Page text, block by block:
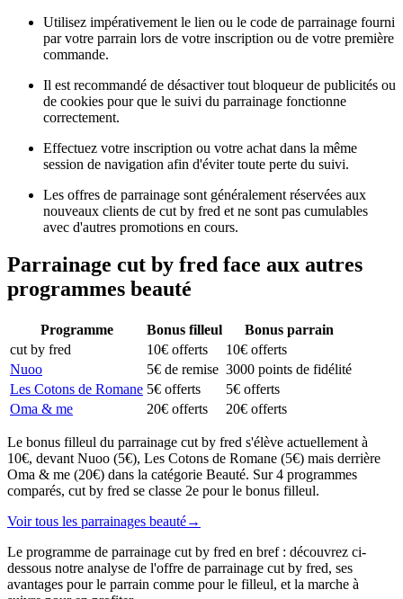
Utilisez impérativement le lien ou le code de parrainage fourni
par votre parrain lors de votre inscription ou de votre première
commande.
Il est recommandé de désactiver tout bloqueur de publicités ou
de cookies pour que le suivi du parrainage fonctionne
correctement.
Effectuez votre inscription ou votre achat dans la même
session de navigation afin d'éviter toute perte du suivi.
Les offres de parrainage sont généralement réservées aux
nouveaux clients de cut by fred et ne sont pas cumulables
avec d'autres promotions en cours.
Parrainage cut by fred face aux autres
programmes beauté
Programme Bonus filleul
Bonus parrain
cut by fred
10€ offerts
10€ offerts
Nuoo
5€ de remise 3000 points de fidélité
Les Cotons de Romane 5€ offerts
5€ offerts
Oma & me
20€ offerts 20€ offerts
Le bonus filleul du parrainage cut by fred s'élève actuellement à
10€, devant Nuoo (5€), Les Cotons de Romane (5€) mais derrière
Oma & me (20€) dans la catégorie Beauté. Sur 4 programmes
comparés, cut by fred se classe 2e pour le bonus filleul.
Voir tous les parrainages beauté→
Le programme de parrainage cut by fred en bref : découvrez ci-
dessous notre analyse de l'offre de parrainage cut by fred, ses
avantages pour le parrain comme pour le filleul, et la marche à